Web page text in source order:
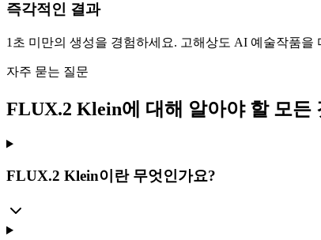
즉각적인 결과
1초 미만의 생성을 경험하세요. 고해상도 AI 예술작품
자주 묻는 질문
FLUX.2 Klein에 대해 알아야 할 모든
FLUX.2 Klein이란 무엇인가요?